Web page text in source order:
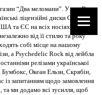
“Два меломани”. У нас Ви
ліцензійні диски CD, DVD,
та ЄС на всіх носіях. В
від її стилю та року
собі місце на нашому
а Psychedelic Rock від лейбла
релізами української
Океан Ельзи, Скрябін,
із запитанням щодо замовлення
та ми додамо всі зусилля, щоб